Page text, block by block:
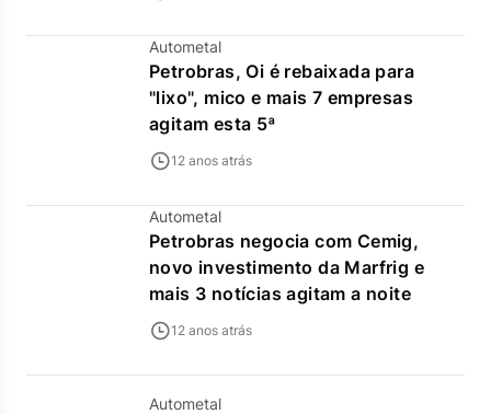
Autometal
Petrobras, Oi é rebaixada para
"lixo", mico e mais 7 empresas
agitam esta 5ª
12 anos atrás
Autometal
Petrobras negocia com Cemig,
novo investimento da Marfrig e
mais 3 notícias agitam a noite
12 anos atrás
Autometal